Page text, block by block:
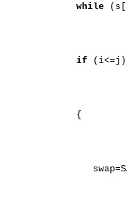
while
if (i<=j)
{